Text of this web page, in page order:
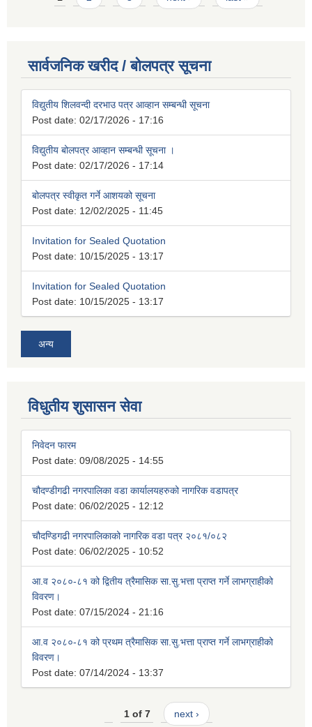
सार्वजनिक खरीद / बोलपत्र सूचना
विद्युतीय शिलवन्दी दरभाउ पत्र आव्हान सम्बन्धी सूचना
Post date: 02/17/2026 - 17:16
विद्युतीय बोलपत्र आव्हान सम्बन्धी सूचना ।
Post date: 02/17/2026 - 17:14
बोलपत्र स्वीकृत गर्ने आशयको सूचना
Post date: 12/02/2025 - 11:45
Invitation for Sealed Quotation
Post date: 10/15/2025 - 13:17
Invitation for Sealed Quotation
Post date: 10/15/2025 - 13:17
अन्य
विधुतीय शुसासन सेवा
निवेदन फारम
Post date: 09/08/2025 - 14:55
चौदण्डीगढी नगरपालिका वडा कार्यालयहरुको नागरिक वडापत्र
Post date: 06/02/2025 - 12:12
चौदण्डिगढी नगरपालिकाको नागरिक वडा पत्र २०८१/०८२
Post date: 06/02/2025 - 10:52
आ.व २०८०-८१ को द्वितीय त्रैमासिक सा.सु.भत्ता प्राप्त गर्ने लाभग्राहीको
विवरण।
Post date: 07/15/2024 - 21:16
आ.व २०८०-८१ को प्रथम त्रैमासिक सा.सु.भत्ता प्राप्त गर्ने लाभग्राहीको
विवरण।
Post date: 07/14/2024 - 13:37
1 of 7 next ›